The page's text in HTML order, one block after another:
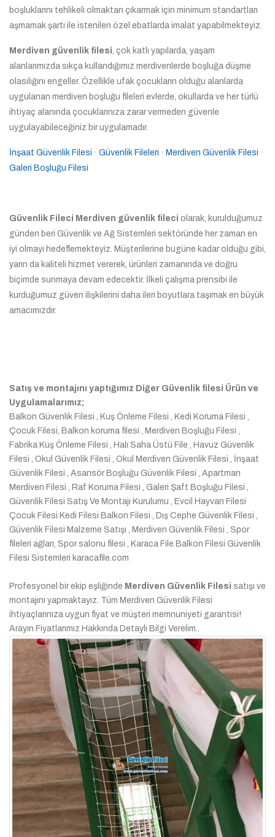
boşluklarını tehlikeli olmaktan çıkarmak için minimum standartları
aşmamak şartı ile istenilen özel ebatlarda imalat yapabilmekteyiz.
Merdiven güvenlik filesi , çok katlı yapılarda, yaşam
alanlarımızda sıkça kullandığımız merdivenlerde boşluğa düşme
olasılığını engeller. Özellikle ufak çocukların olduğu alanlarda
uygulanan merdiven boşluğu fileleri evlerde, okullarda ve her türlü
ihtiyaç alanında çocuklarınıza zarar vermeden güvenle
uygulayabileceğiniz bir uygulamadır.
İnşaat Güvenlik Filesi · ‎ Güvenlik Fileleri · ‎ Merdiven Güvenlik Filesi ·
Galeri Boşluğu Filesi
Güvenlik Fileci Merdiven güvenlik fileci olarak, kurulduğumuz
günden beri Güvenlik ve Ağ Sistemleri sektöründe her zaman en
iyi olmayı hedeflemekteyiz. Müşterilerine bugüne kadar olduğu gibi,
yarın da kaliteli hizmet vererek, ürünleri zamanında ve doğru
biçimde sunmaya devam edecektir. İlkeli çalışma prensibi ile
kurduğumuz güven ilişkilerini daha ileri boyutlara taşımak en büyük
amacımızdır.
Satış ve montajını yaptığımız Diğer Güvenlik filesi Ürün ve
Uygulamalarımız;
Balkon Güvenlik Filesi , Kuş Önleme Filesi , Kedi Koruma Filesi ,
Çocuk Filesi, Balkon koruma filesi , Merdiven Boşluğu Filesi ,
Fabrika Kuş Önleme Filesi , Halı Saha Üstü File , Havuz Güvenlik
Filesi , Okul Güvenlik Filesi , Okul Merdiven Güvenlik Filesi , İnşaat
Güvenlik Filesi , Asansör Boşluğu Güvenlik Filesi , Apartman
Merdiven Filesi , Raf Koruma Filesi , Galeri Şaft Boşluğu Filesi ,
Güvenlik Filesi Satış Ve Montajı Kurulumu , Evcil Hayvan Filesi
Çocuk Filesi Kedi Filesi Balkon Filesi , Dış Cephe Güvenlik Filesi ,
Güvenlik Filesi Malzeme Satışı , Merdiven Güvenlik Filesi , Spor
fileleri ağları, Spor salonu filesi , Karaca File Balkon Filesi Güvenlik
Filesi Sistemleri karacafile.com
Profesyonel bir ekip eşliğinde Merdiven Güvenlik Filesi satışı ve
montajını yapmaktayız. Tüm Merdiven Güvenlik Filesi
ihtiyaçlarınıza uygun fiyat ve müşteri memnuniyeti garantisi!
Arayın Fiyatlarımız Hakkında Detaylı Bilgi Verelim..